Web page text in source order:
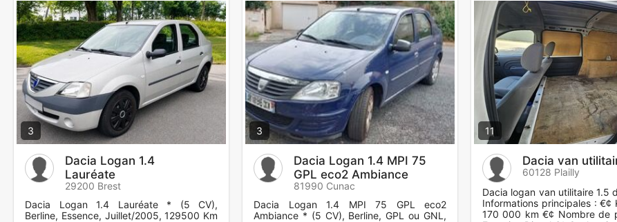
3
Dacia Logan 1.4
Lauréate
29200 Brest
Dacia Logan 1.4 Lauréate * (5 CV),
Berline, Essence, Juillet/2005, 129500 Km
3
Dacia Logan 1.4 MPI 75
GPL eco2 Ambiance
81990 Cunac
Dacia Logan 1.4 MPI 75 GPL eco2
Ambiance * (5 CV), Berline, GPL ou GNL,
11
Dacia van
60128 Plailly
Dacia logan van utilitaire 1.5
Informations principales : €¢
170 000 km €¢ Nombre de